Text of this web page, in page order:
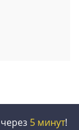
5 минут!